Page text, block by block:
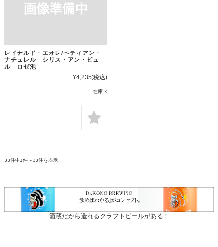
レイナルド・エオレ/ペティアン・
ナチュレル シリス・アン・ビュ
ル ロゼ泡
¥4,235(税込)
在庫 ×
33件中1件～33件を表示
酒蔵だから造れるクラフトビールがある！